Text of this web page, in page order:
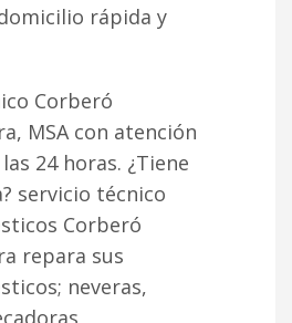
rápida y
Corberó
MSA con atención
24 horas. ¿Tiene
servicio técnico
Corberó
repara sus
neveras,